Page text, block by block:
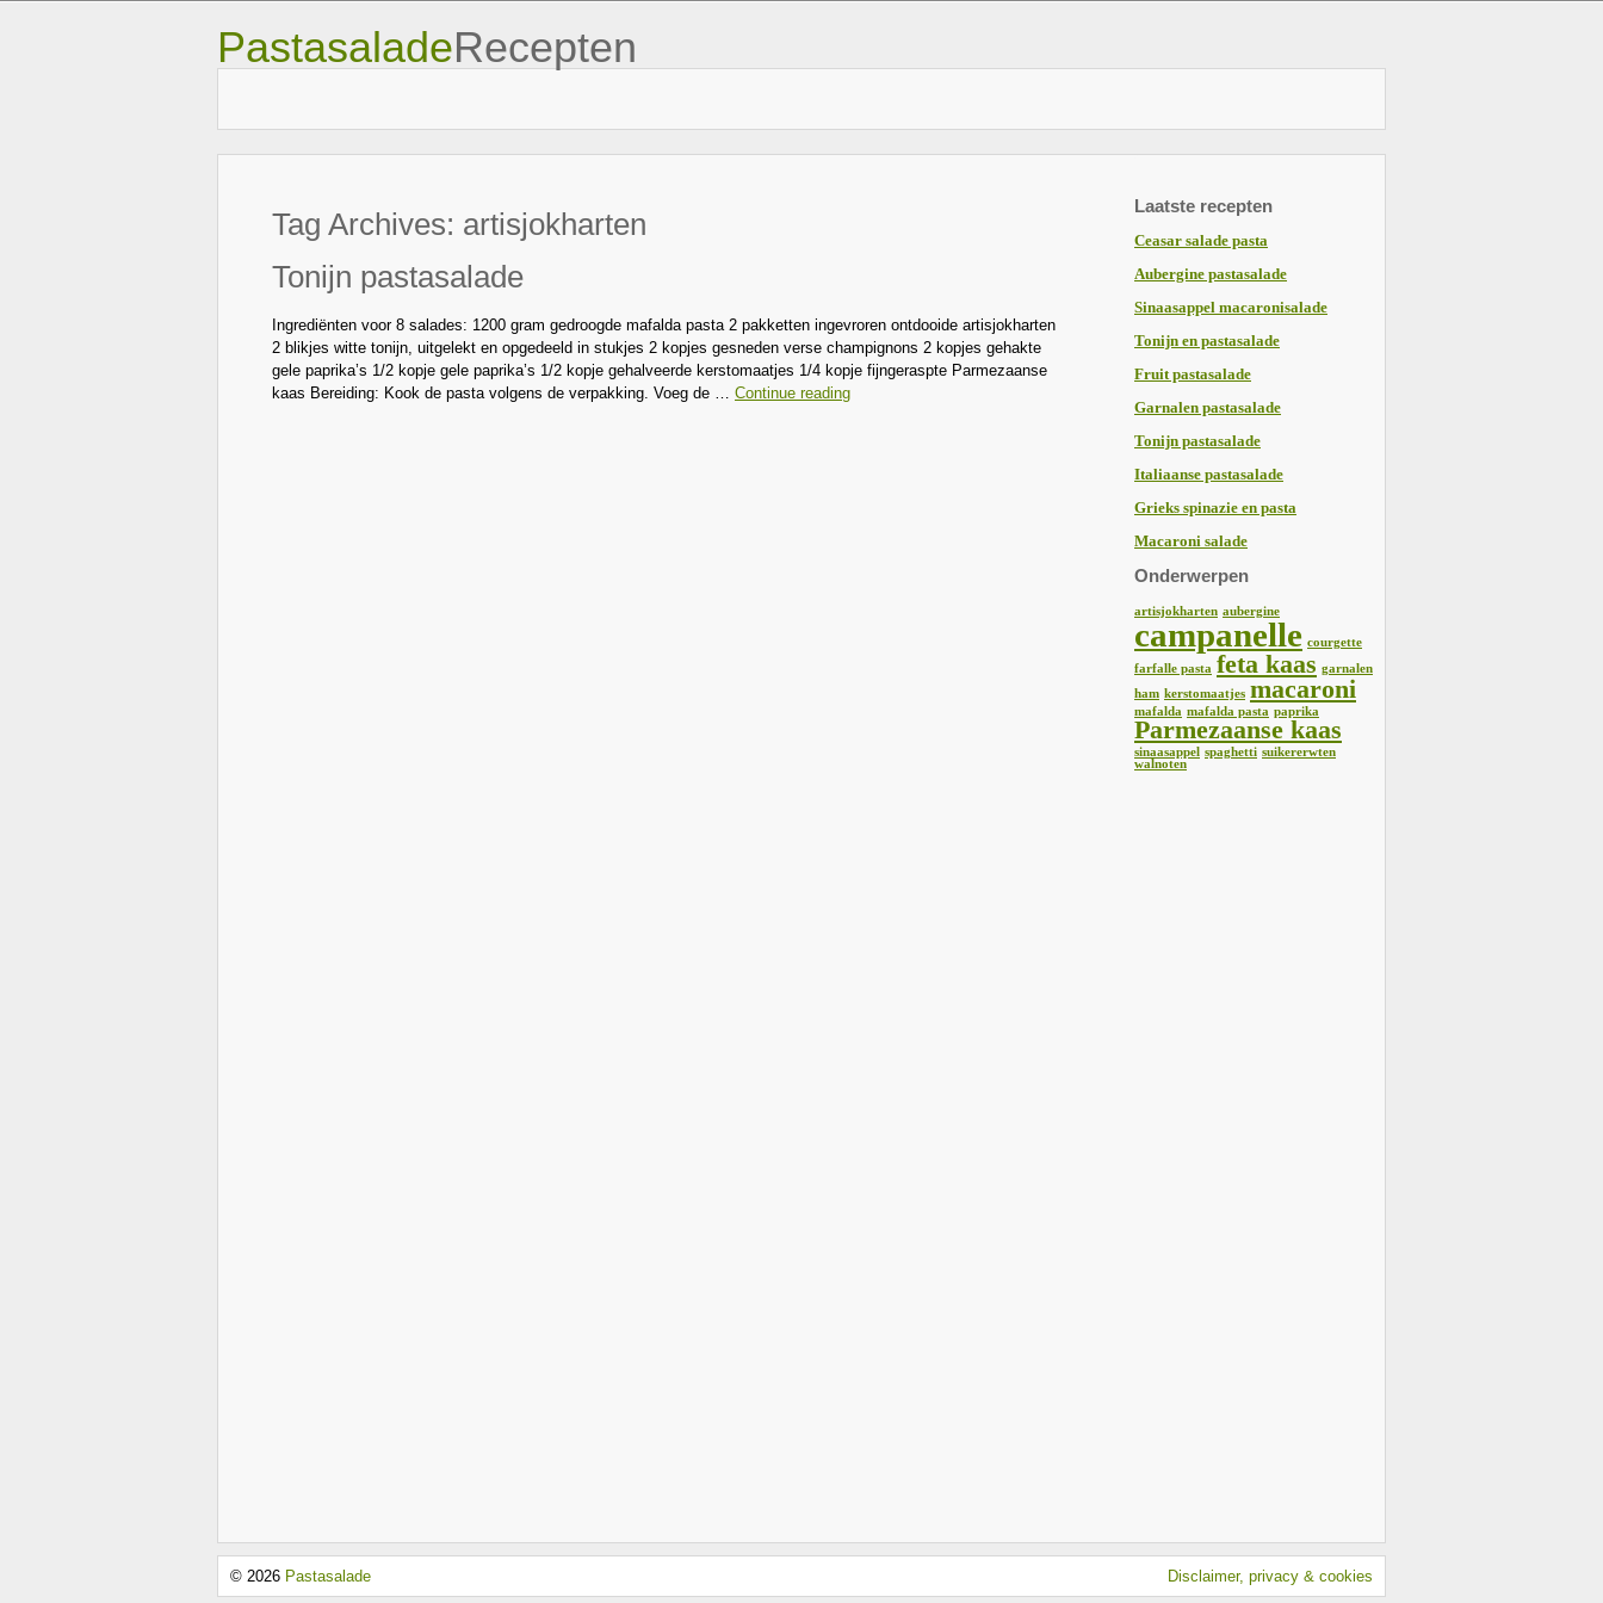
PastasaladeRecepten
Tag Archives: artisjokharten
Tonijn pastasalade
Ingrediënten voor 8 salades: 1200 gram gedroogde mafalda pasta 2 pakketten ingevroren ontdooide artisjokharten
2 blikjes witte tonijn, uitgelekt en opgedeeld in stukjes 2 kopjes gesneden verse champignons 2 kopjes gehakte
gele paprika’s 1/2 kopje gele paprika’s 1/2 kopje gehalveerde kerstomaatjes 1/4 kopje fijngeraspte Parmezaanse
kaas Bereiding: Kook de pasta volgens de verpakking. Voeg de … Continue reading
Laatste recepten
Ceasar salade pasta
Aubergine pastasalade
Sinaasappel macaronisalade
Tonijn en pastasalade
Fruit pastasalade
Garnalen pastasalade
Tonijn pastasalade
Italiaanse pastasalade
Grieks spinazie en pasta
Macaroni salade
Onderwerpen
artisjokharten aubergine
campanelle courgette
farfalle pasta feta kaas garnalen
ham kerstomaatjes macaroni
mafalda mafalda pasta paprika
Parmezaanse kaas
sinaasappel spaghetti suikererwten
walnoten
© 2026 Pastasalade Disclaimer, privacy & cookies